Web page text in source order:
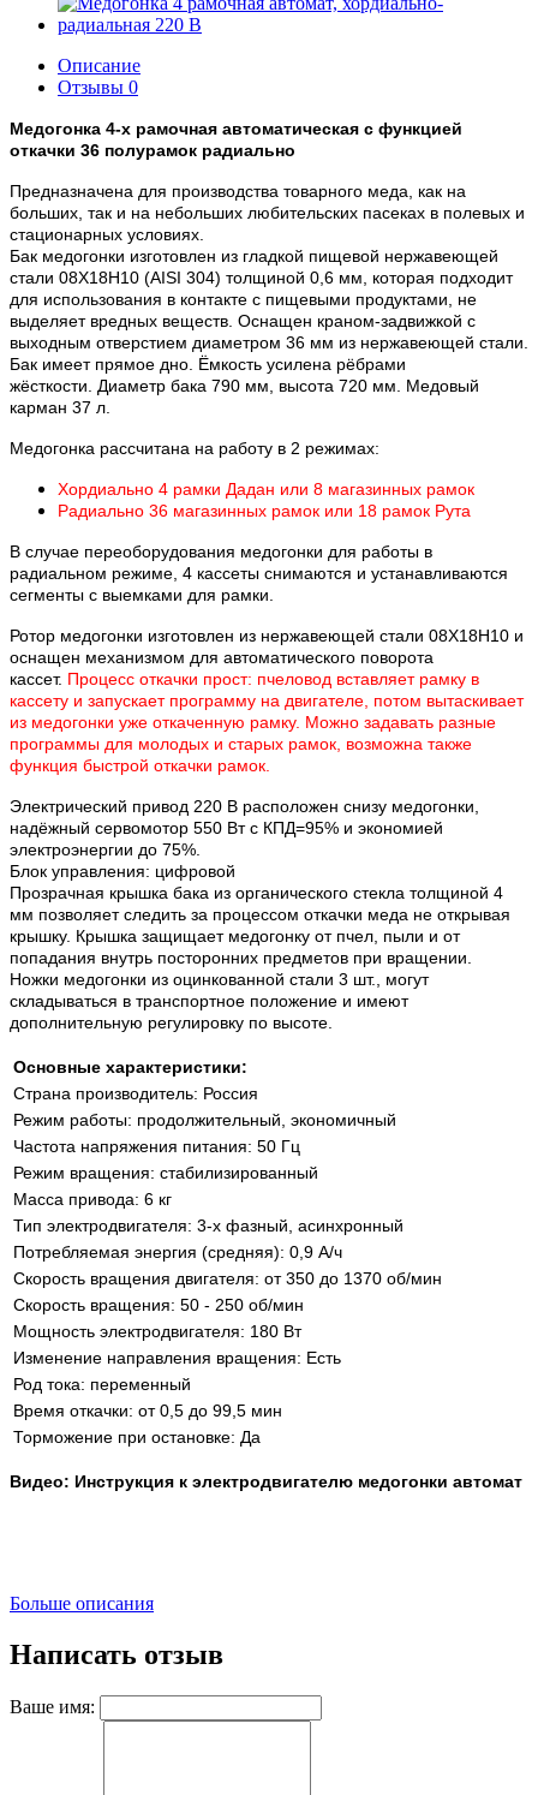
Описание
Отзывы 0
Медогонка 4-х рамочная автоматическая с функцией
откачки 36 полурамок радиально
Предназначена для производства товарного меда, как на
больших, так и на небольших любительских пасеках в полевых и
стационарных условиях.
Бак медогонки изготовлен из гладкой пищевой нержавеющей
стали 08Х18Н10 (AISI 304) толщиной 0,6 мм, которая подходит
для использования в контакте с пищевыми продуктами, не
выделяет вредных веществ. Оснащен краном-задвижкой с
выходным отверстием диаметром 36 мм из нержавеющей стали.
Бак имеет прямое дно. Ёмкость усилена рёбрами
жёсткости.
Диаметр бака 790 мм, высота 720 мм. Медовый
карман 37 л.
Медогонка рассчитана на работу в 2 режимах:
Хордиально 4 рамки Дадан или 8 магазинных рамок
Радиально 36 магазинных рамок или 18 рамок Рута
В случае переоборудования медогонки для работы в
радиальном режиме, 4 кассеты снимаются и устанавливаются
сегменты с выемками для рамки.
Ротор медогонки изготовлен из нержавеющей стали 08Х18Н10 и
оснащен механизмом для автоматического поворота
кассет. Процесс откачки прост: пчеловод вставляет рамку в
кассету и запускает программу на двигателе, потом вытаскивает
из медогонки уже откаченную рамку. Можно задавать разные
программы для молодых и старых рамок, возможна также
функция быстрой откачки рамок.
Электрический привод 220 В расположен снизу медогонки,
надёжный сервомотор 550 Вт с КПД=95% и экономией
электроэнергии до 75%.
Блок управления: цифровой
Прозрачная крышка бака из органического стекла толщиной 4
мм позволяет следить за процессом откачки меда не открывая
крышку. Крышка защищает медогонку от пчел, пыли и от
попадания внутрь посторонних предметов при вращении.
Ножки медогонки из оцинкованной стали 3 шт., могут
складываться в транспортное положение и имеют
дополнительную регулировку по высоте.
Основные характеристики:
Страна производитель: Россия
Режим работы: продолжительный, экономичный
Частота напряжения питания: 50 Гц
Режим вращения: стабилизированный
Масса привода: 6 кг
Тип электродвигателя: 3-х фазный, асинхронный
Потребляемая энергия (средняя): 0,9 А/ч
Скорость вращения двигателя: от 350 до 1370 об/мин
Скорость вращения: 50 - 250 об/мин
Мощность электродвигателя: 180 Вт
Изменение направления вращения: Есть
Род тока: переменный
Время откачки: от 0,5 до 99,5 мин
Торможение при остановке: Да
Видео: Инструкция к электродвигателю медогонки автомат
Больше описания
Написать отзыв
Ваше имя: